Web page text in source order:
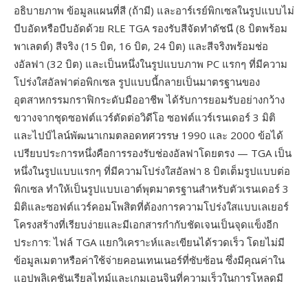
อธิบายภาพ ข้อมูลแผนที่สี (ถ้ามี) และอาร์เรย์พิกเซลในรูปแบบไม่
บีบอัดหรือบีบอัดด้วย RLE TGA รองรับสีจัดทำดัชนี (8 บิตพร้อม
พาเลตต์) สีจริง (15 บิต, 16 บิต, 24 บิต) และสีจริงพร้อมช่อ
งอัลฟา (32 บิต) และเป็นหนึ่งในรูปแบบภาพ PC แรกๆ ที่มีความ
โปร่งใสอัลฟาต่อพิกเซล รูปแบบนี้กลายเป็นมาตรฐานของ
อุตสาหกรรมกราฟิกระดับมืออาชีพ ได้รับการยอมรับอย่างกว้าง
ขวางจากชุดซอฟต์แวร์ตัดต่อวิดีโอ ซอฟต์แวร์เรนเดอร์ 3 มิติ
และไปป์ไลน์พัฒนาเกมตลอดทศวรรษ 1990 และ 2000 ข้อได้
เปรียบประการหนึ่งคือการรองรับช่องอัลฟาโดยตรง — TGA เป็น
หนึ่งในรูปแบบแรกๆ ที่มีความโปร่งใสอัลฟา 8 บิตเต็มรูปแบบต่อ
พิกเซล ทำให้เป็นรูปแบบเอาต์พุตมาตรฐานสำหรับตัวเรนเดอร์ 3
มิติและซอฟต์แวร์คอมโพสิตที่ต้องการความโปร่งใสแบบเลเยอร์
โครงสร้างที่เรียบง่ายและมีเอกสารกำกับชัดเจนเป็นจุดแข็งอีก
ประการ: ไฟล์ TGA แยกวิเคราะห์และเขียนได้รวดเร็ว โดยไม่มี
ข้อมูลเมตาหรือค่าใช้จ่ายคอนเทนเนอร์ที่ซับซ้อน ซึ่งมีคุณค่าใน
แอปพลิเคชันเรียลไทม์และเกมเอนจินที่ความเร็วในการโหลดมี